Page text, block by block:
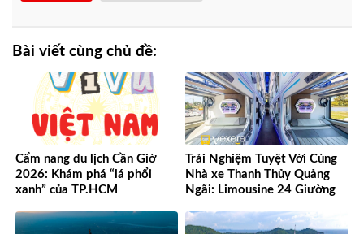
Bài viết cùng chủ đề:
Cẩm nang du lịch Cần Giờ
2026: Khám phá “lá phổi
xanh” của TP.HCM
Trải Nghiệm Tuyệt Vời Cùng
Nhà xe Thanh Thủy Quảng
Ngãi: Limousine 24 Giường